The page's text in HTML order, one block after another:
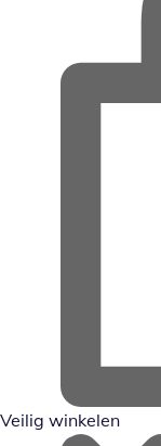
Veilig winkelen